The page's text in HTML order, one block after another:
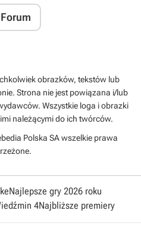
Forum
obrazków, tekstów lub
Strona nie jest powiązana i/lub
Wszystkie loga i obrazki
należącymi do ich twórców.
Polska SA wszelkie prawa
Najlepsze gry 2026 roku
4Najbliższe premiery